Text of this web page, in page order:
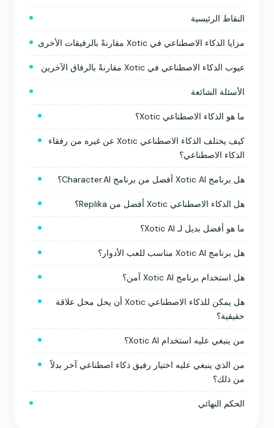
النقاط الرئيسية
مزايا الذكاء الاصطناعي في Xotic مقارنةً بالرفيقات الأخرى
عيوب الذكاء الاصطناعي في Xotic مقارنةً بالرفاق الآخرين
الأسئلة الشائعة
ما هو الذكاء الاصطناعي Xotic؟
كيف يختلف الذكاء الاصطناعي Xotic عن غيره من رفقاء
الذكاء الاصطناعي؟
هل برنامج Xotic AI أفضل من برنامج Character.AI؟
هل الذكاء الاصطناعي Xotic أفضل من Replika؟
ما هو أفضل بديل لـ Xotic AI؟
هل برنامج Xotic AI مناسب للعب الأدوار؟
هل استخدام برنامج Xotic AI آمن؟
هل يمكن للذكاء الاصطناعي Xotic أن يحل محل علاقة
حقيقية؟
من ينبغي عليه استخدام Xotic AI؟
من الذي ينبغي عليه اختيار رفيق ذكاء اصطناعي آخر بدلاً
من ذلك؟
الحكم النهائي